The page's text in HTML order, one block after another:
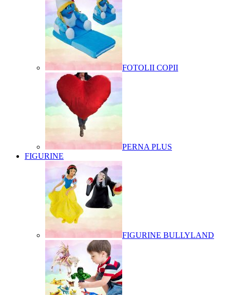
FOTOLII COPII
PERNA PLUS
FIGURINE
FIGURINE BULLYLAND